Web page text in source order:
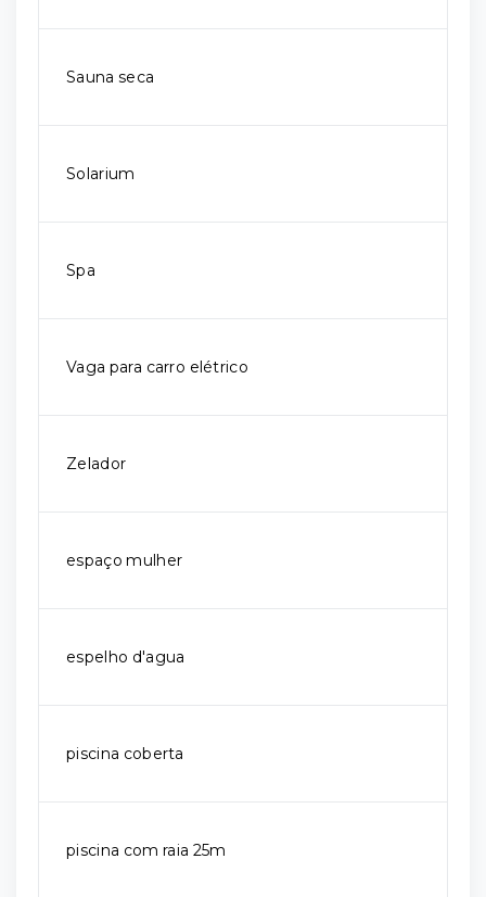
Sauna seca
Solarium
Spa
Vaga para carro elétrico
Zelador
espaço mulher
espelho d'agua
piscina coberta
piscina com raia 25m